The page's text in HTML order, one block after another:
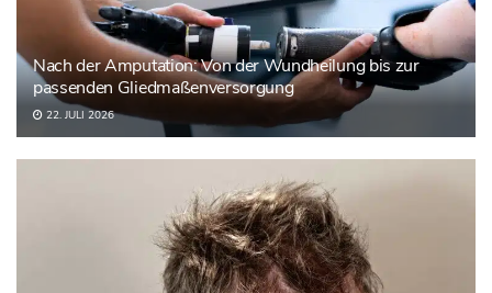
Nach der Amputation: Von der Wundheilung bis zur
passenden Gliedmaßenversorgung
22. JULI 2026